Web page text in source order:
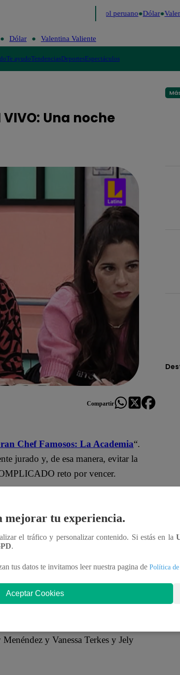
Fútbol peruano Dólar
Dólar Valentina Valiente
Te ayudoTendenciasDeportesEspectáculos
Una noche
Compartir
Chef Famosos: La Academia“.
jurado y, de esa manera, evitar la
reto por vencer.
Menéndez y Vanessa Terkes y Jely
mejorar tu experiencia.
el tráfico y personalizar contenido. Si estás en la
.
tus datos te invitamos leer nuestra pagina de Política
Aceptar Cookies